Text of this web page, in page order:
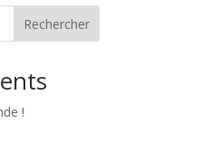
Rechercher
!